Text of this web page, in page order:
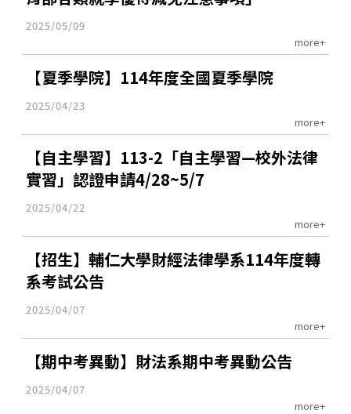
2025/05/09
more+
【夏季學院】114年度全國夏季學院
2025/04/23
more+
【自主學習】113-2「自主學習—校外法律
實習」認證申請4/28~5/7
2025/04/22
more+
【招生】輔仁大學財經法律學系114年度轉
系考試公告
2025/04/07
more+
【期中考異動】財法系期中考異動公告
2025/04/07
more+